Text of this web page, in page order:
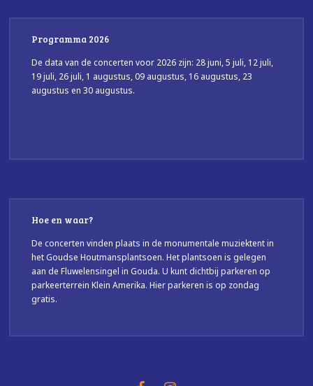
Programma 2026
De data van de concerten voor 2026 zijn: 28 juni, 5 juli, 12 juli,
19 juli, 26 juli, 1 augustus, 09 augustus, 16 augustus, 23
augustus en 30 augustus.
Hoe en waar?
De concerten vinden plaats in de monumentale muziektent in
het Goudse Houtmansplantsoen. Het plantsoen is gelegen
aan de Fluwelensingel in Gouda. U kunt dichtbij parkeren op
parkeerterrein Klein Amerika. Hier parkeren is op zondag
gratis.